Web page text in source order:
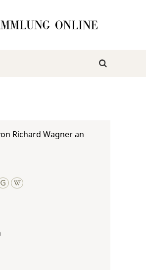
Richard Wagner an